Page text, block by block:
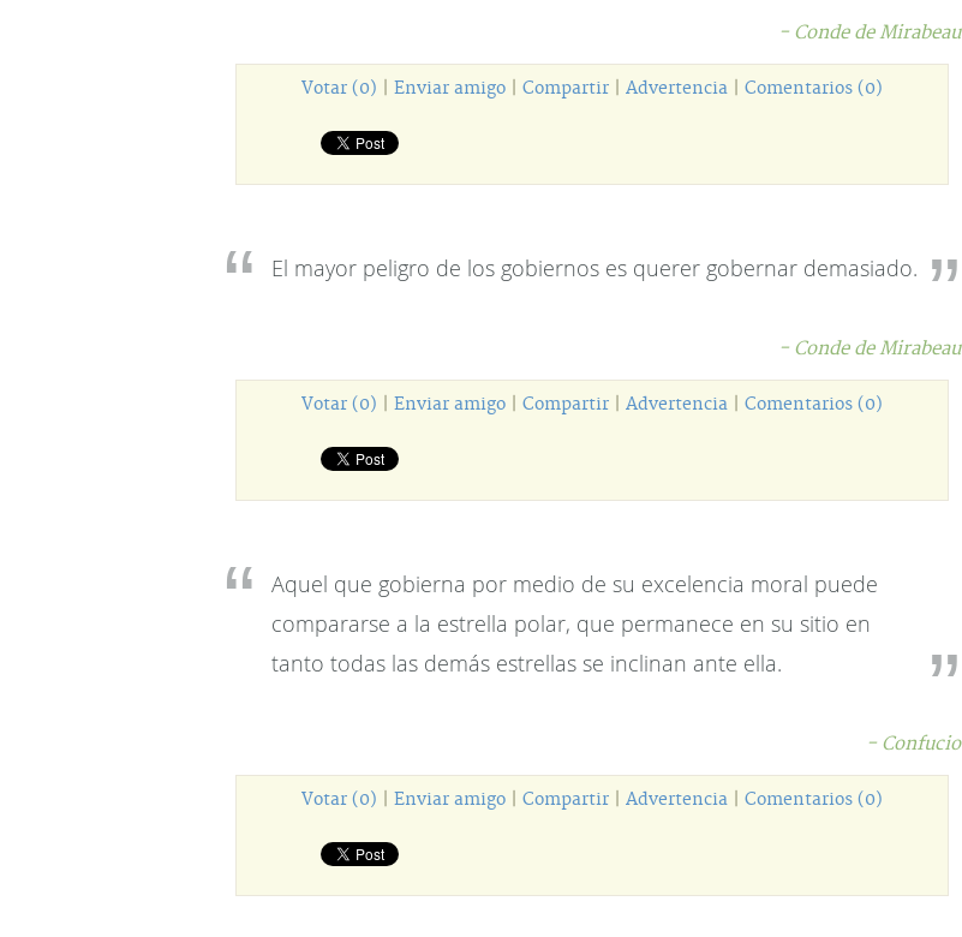
- Conde de Mirabeau
Votar (0) Enviar amigo Compartir Advertencia Comentarios (0)
El mayor peligro de los gobiernos es querer gobernar demasiado.
- Conde de Mirabeau
Votar (0) Enviar amigo Compartir Advertencia Comentarios (0)
Aquel que gobierna por medio de su excelencia moral puede
compararse a la estrella polar, que permanece en su sitio en
tanto todas las demás estrellas se inclinan ante ella.
- Confucio
Votar (0) Enviar amigo Compartir Advertencia Comentarios (0)